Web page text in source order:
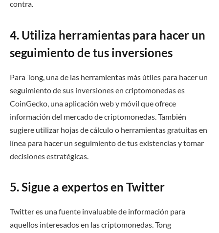
contra.
4. Utiliza herramientas para hacer un
seguimiento de tus inversiones
Para Tong, una de las herramientas más útiles para hacer un
seguimiento de sus inversiones en criptomonedas es
CoinGecko, una aplicación web y móvil que ofrece
información del mercado de criptomonedas. También
sugiere utilizar hojas de cálculo o herramientas gratuitas en
línea para hacer un seguimiento de tus existencias y tomar
decisiones estratégicas.
5. Sigue a expertos en Twitter
Twitter es una fuente invaluable de información para
aquellos interesados en las criptomonedas. Tong